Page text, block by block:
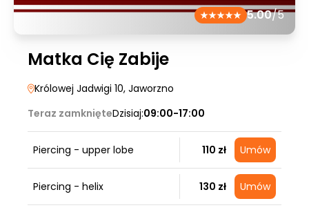
5.00/5
Matka Cię Zabije
Królowej Jadwigi 10, Jaworzno
Teraz zamknięteDzisiaj:09:00-17:00
Piercing - upper lobe 110 zł Umów
Piercing - helix 130 zł Umów